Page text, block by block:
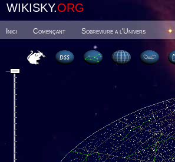
WIKISKY.ORG
Inici Començant Sobreviure a l'Univers